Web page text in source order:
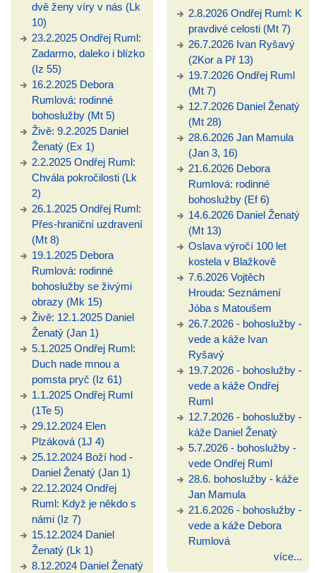
dvě ženy víry v nás (Lk
10)
23.2.2025 Ondřej Ruml:
Zadarmo, daleko i blízko
(Iz 55)
16.2.2025 Debora
Rumlová: rodinné
bohoslužby (Mt 5)
Živě: 9.2.2025 Daniel
Ženatý (Ex 1)
2.2.2025 Ondřej Ruml:
Chvála pokročilosti (Lk
2)
26.1.2025 Ondřej Ruml:
Přes-hraniční uzdravení
(Mt 8)
19.1.2025 Debora
Rumlová: rodinné
bohoslužby se živými
obrazy (Mk 15)
Živě: 12.1.2025 Daniel
Ženatý (Jan 1)
5.1.2025 Ondřej Ruml:
Duch nade mnou a
pomsta pryč (Iz 61)
1.1.2025 Ondřej Ruml
(1Te 5)
29.12.2024 Elen
Plzáková (1J 4)
25.12.2024 Boží hod -
Daniel Ženatý (Jan 1)
22.12.2024 Ondřej
Ruml: Když je někdo s
námi (Iz 7)
15.12.2024 Daniel
Ženatý (Lk 1)
8.12.2024 Daniel Ženatý
2.8.2026 Ondřej Ruml: K
pravdivé celosti (Mt 7)
26.7.2026 Ivan Ryšavý
(2Kor a Př 13)
19.7.2026 Ondřej Ruml
(Mt 7)
12.7.2026 Daniel Ženatý
(Mt 28)
28.6.2026 Jan Mamula
(Jan 3, 16)
21.6.2026 Debora
Rumlová: rodinné
bohoslužby (Ef 6)
14.6.2026 Daniel Ženatý
(Mt 13)
Oslava výročí 100 let
kostela v Blažkově
7.6.2026 Vojtěch
Hrouda: Seznámení
Jóba s Matoušem
26.7.2026 - bohoslužby -
vede a káže Ivan
Ryšavý
19.7.2026 - bohoslužby -
vede a káže Ondřej
Ruml
12.7.2026 - bohoslužby -
káže Daniel Ženatý
5.7.2026 - bohoslužby -
vede Ondřej Ruml
28.6. bohoslužby - káže
Jan Mamula
21.6.2026 - bohoslužby -
vede a káže Debora
Rumlová
více...